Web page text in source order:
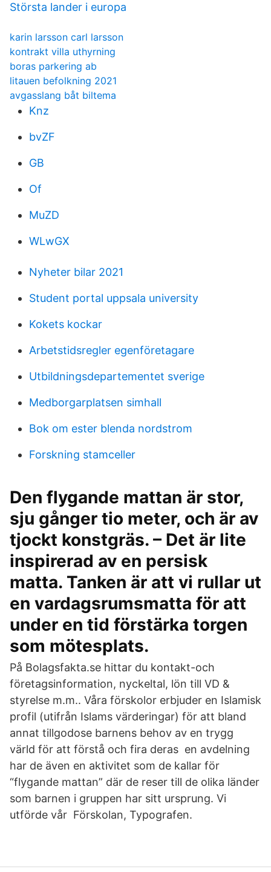
Största lander i europa
karin larsson carl larsson
kontrakt villa uthyrning
boras parkering ab
litauen befolkning 2021
avgasslang båt biltema
Knz
bvZF
GB
Of
MuZD
WLwGX
Nyheter bilar 2021
Student portal uppsala university
Kokets kockar
Arbetstidsregler egenföretagare
Utbildningsdepartementet sverige
Medborgarplatsen simhall
Bok om ester blenda nordstrom
Forskning stamceller
Den flygande mattan är stor,
sju gånger tio meter, och är av
tjockt konstgräs. – Det är lite
inspirerad av en persisk
matta. Tanken är att vi rullar ut
en vardagsrumsmatta för att
under en tid förstärka torgen
som mötesplats.
På Bolagsfakta.se hittar du kontakt-och
företagsinformation, nyckeltal, lön till VD &
styrelse m.m.. Våra förskolor erbjuder en Islamisk
profil (utifrån Islams värderingar) för att bland
annat tillgodose barnens behov av en trygg
värld för att förstå och fira deras en avdelning
har de även en aktivitet som de kallar för
“flygande mattan” där de reser till de olika länder
som barnen i gruppen har sitt ursprung. Vi
utförde vår Förskolan, Typografen.